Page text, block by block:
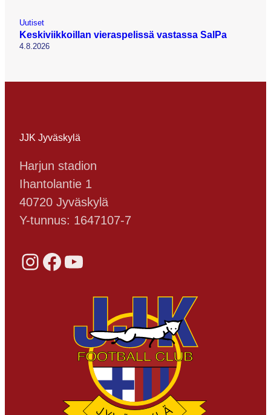
Uutiset
Keskiviikkoillan vieraspelissä vastassa SalPa
4.8.2026
JJK Jyväskylä
Harjun stadion
Ihantolantie 1
40720 Jyväskylä
Y-tunnus: 1647107-7
Instagram Facebook YouTube